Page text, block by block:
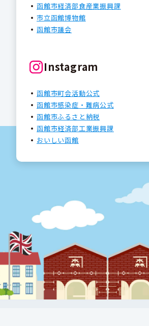
函館市経済部食産業振興課
市立函館博物館
函館市議会
Instagram
函館市町会活動公式
函館市感染症・難病公式
函館市ふるさと納税
函館市経済部工業振興課
おいしい函館